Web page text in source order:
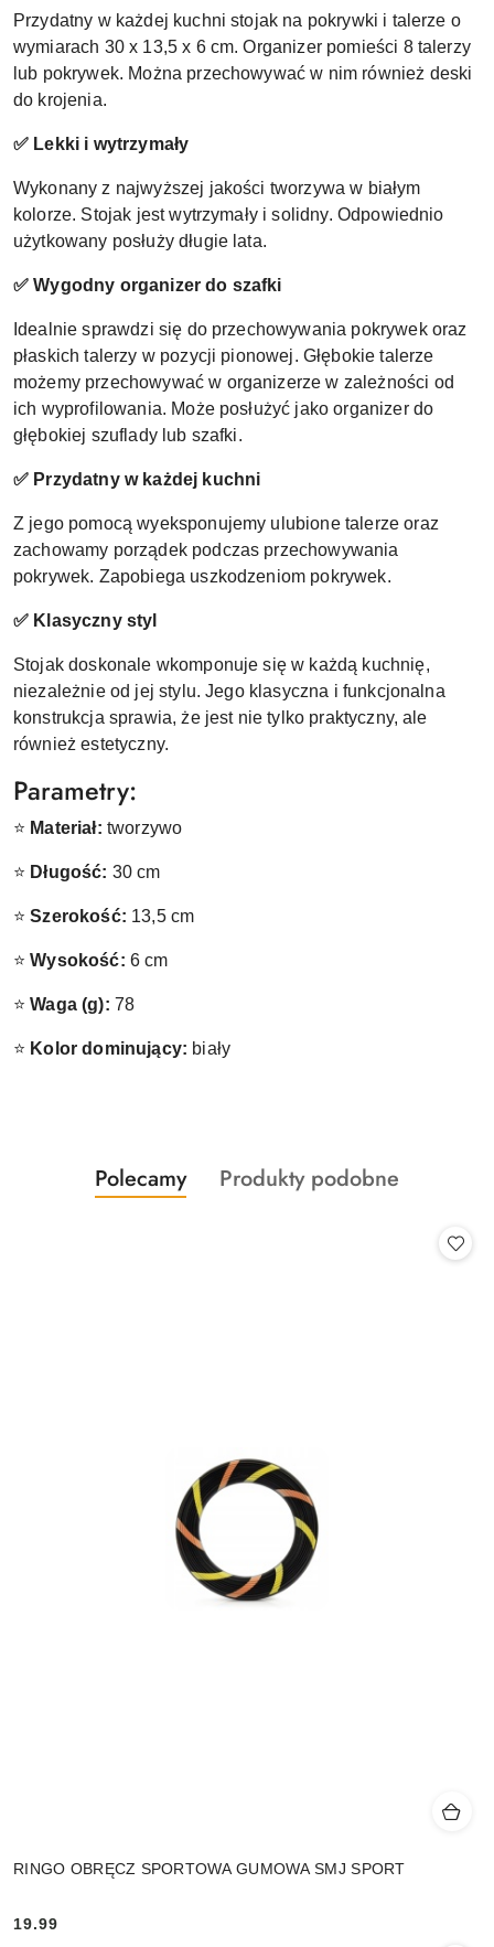
Przydatny w każdej kuchni stojak na pokrywki i talerze o
wymiarach 30 x 13,5 x 6 cm. Organizer pomieści 8 talerzy
lub pokrywek. Można przechowywać w nim również deski
do krojenia.
✅ Lekki i wytrzymały
Wykonany z najwyższej jakości tworzywa w białym
kolorze. Stojak jest wytrzymały i solidny. Odpowiednio
użytkowany posłuży długie lata.
✅ Wygodny organizer do szafki
Idealnie sprawdzi się do przechowywania pokrywek oraz
płaskich talerzy w pozycji pionowej. Głębokie talerze
możemy przechowywać w organizerze w zależności od
ich wyprofilowania. Może posłużyć jako organizer do
głębokiej szuflady lub szafki.
✅ Przydatny w każdej kuchni
Z jego pomocą wyeksponujemy ulubione talerze oraz
zachowamy porządek podczas przechowywania
pokrywek. Zapobiega uszkodzeniom pokrywek.
✅ Klasyczny styl
Stojak doskonale wkomponuje się w każdą kuchnię,
niezależnie od jej stylu. Jego klasyczna i funkcjonalna
konstrukcja sprawia, że jest nie tylko praktyczny, ale
również estetyczny.
Parametry:
⭐ Materiał: tworzywo
⭐ Długość: 30 cm
⭐Szerokość: 13,5 cm
⭐Wysokość: 6 cm
⭐Waga (g): 78
⭐ Kolor dominujący: biały
Pomiń karuzelę produktów
Produkty
o
Polecamy
Produkty
Produkty podobne
RINGO OBRĘCZ SPORTOWA GUMOWA SMJ SPORT
Cena:
19.99